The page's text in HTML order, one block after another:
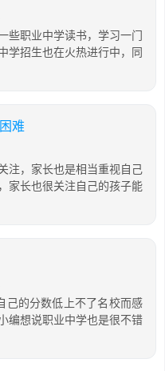
些职业中学读书，学习一门
学招生也在火热进行中，同
难
注，家长也是相当重视自己
家长也很关注自己的孩子能
己的分数低上不了名校而感
编想说职业中学也是很不错